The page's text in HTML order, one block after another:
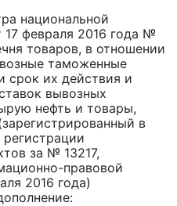
национальной
17 февраля 2016 года №
товаров, в отношении
таможенные
срок их действия и
вывозных
нефть и товары,
в
регистрации
за № 13217,
правовой
2016 года)